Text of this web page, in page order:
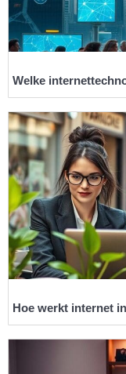
Welke
Hoe werkt internet